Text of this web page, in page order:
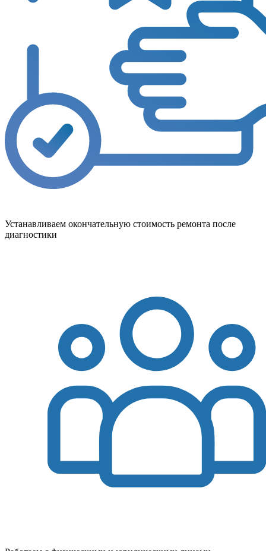
Устанавливаем окончательную стоимость ремонта после
диагностики